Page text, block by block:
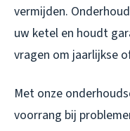
vermijden.
uw ketel en houdt
vragen om jaarlijkse
Met onze
voorrang bij